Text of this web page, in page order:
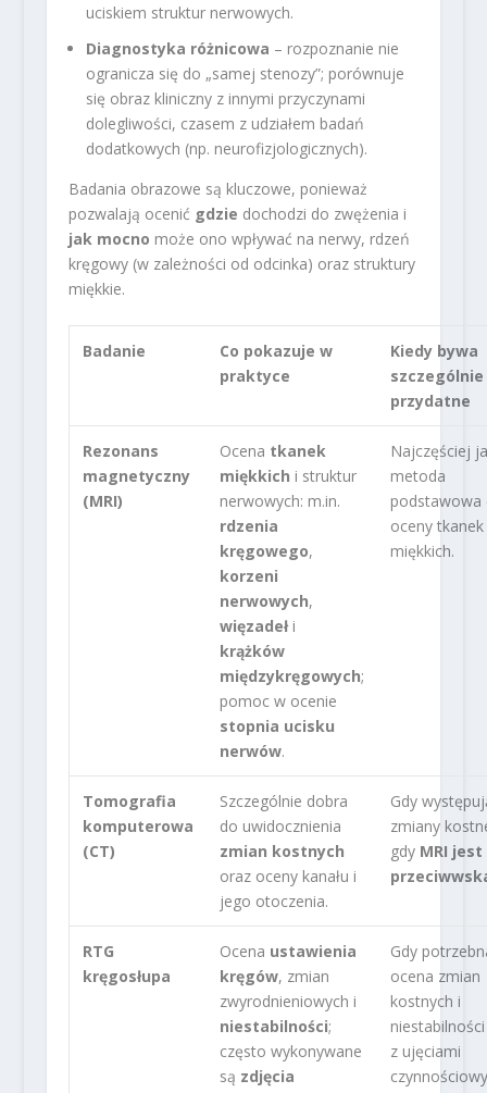
uciskiem struktur nerwowych.
Diagnostyka różnicowa – rozpoznanie nie
ogranicza się do „samej stenozy”; porównuje
się obraz kliniczny z innymi przyczynami
dolegliwości, czasem z udziałem badań
dodatkowych (np. neurofizjologicznych).
Badania obrazowe są kluczowe, ponieważ
pozwalają ocenić gdzie dochodzi do zwężenia i
jak mocno może ono wpływać na nerwy, rdzeń
kręgowy (w zależności od odcinka) oraz struktury
miękkie.
Badanie
Co pokazuje w
praktyce
Kiedy bywa
szczególnie
przydatne
Rezonans
magnetyczny
(MRI)
Ocena tkanek
miękkich i struktur
nerwowych: m.in.
rdzenia
kręgowego,
korzeni
nerwowych,
więzadełi
krążków
międzykręgowych;
pomoc w ocenie
stopnia ucisku
nerwów.
Najczęściej
metoda
podstawowa
oceny tkanek
miękkich.
Tomografia
komputerowa
(CT)
Szczególnie dobra
do uwidocznienia
zmian kostnych
oraz oceny kanału i
jego otoczenia.
Gdy
zmiany
gdy MRI jest
RTG
kręgosłupa
Ocena ustawienia
kręgów, zmian
zwyrodnieniowych i
niestabilności;
często wykonywane
są zdjęcia
Gdy
ocena zmian
kostnych i
z ujęciami